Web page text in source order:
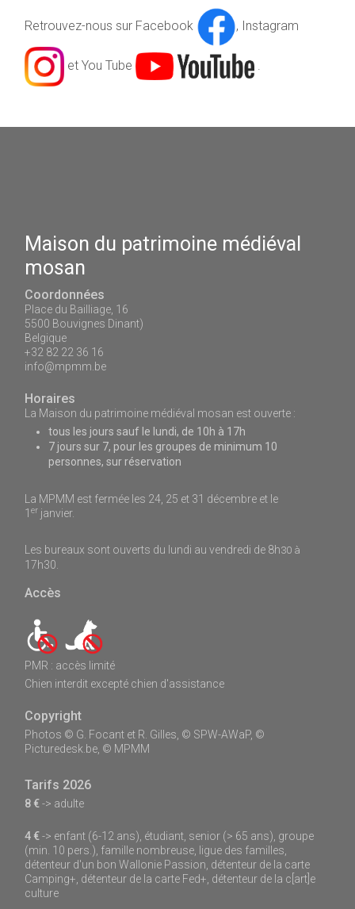
Retrouvez-nous sur Facebook , Instagram
et You Tube .
Maison du patrimoine médiéval
mosan
Coordonnées
Place du Bailliage, 16
5500 Bouvignes Dinant)
Belgique
+32 82 22 36 16
info@mpmm.be
Horaires
La Maison du patrimoine médiéval mosan est ouverte :
tous les jours sauf le lundi, de 10h à 17h
7 jours sur 7, pour les groupes de minimum 10
personnes, sur réservation
La MPMM est fermée les 24, 25 et 31 décembre et le
1er janvier.
Les bureaux sont ouverts du lundi au vendredi de 8h30 à
17h30.
Accès
PMR : accès limité
Chien interdit excepté chien d'assistance
Copyright
Photos © G. Focant et R. Gilles, © SPW-AWaP, ©
Picturedesk.be, © MPMM
Tarifs 2026
8 €-> adulte
4 €-> enfant (6-12 ans), étudiant, senior (> 65 ans), groupe
(min. 10 pers.), famille nombreuse, ligue des familles,
détenteur d'un bon Wallonie Passion, détenteur de la carte
Camping+, détenteur de la carte Fed+, détenteur de la c[art]e
culture